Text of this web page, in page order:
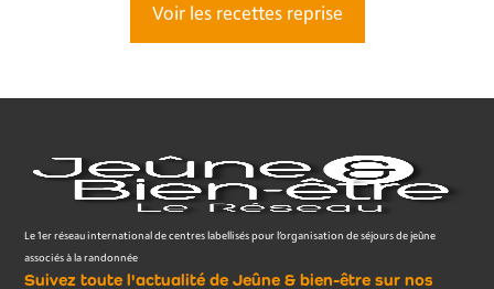
Voir les recettes reprise
Le 1er réseau international de centres labellisés pour l’organisation de séjours de jeûne
associés à la randonnée
Suivez toute l'actualité de Jeûne & bien-être sur nos